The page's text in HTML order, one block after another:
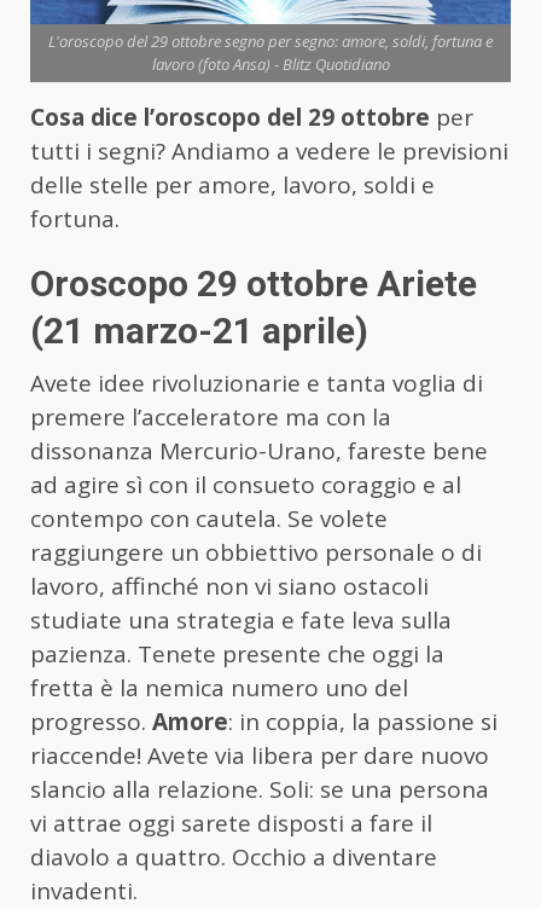
L'oroscopo del 29 ottobre segno per segno: amore, soldi, fortuna e
lavoro (foto Ansa) - Blitz Quotidiano
Cosa dice l’oroscopo del 29 ottobre per
tutti i segni? Andiamo a vedere le previsioni
delle stelle per amore, lavoro, soldi e
fortuna.
Oroscopo 29 ottobre Ariete
(21 marzo-21 aprile)
Avete idee rivoluzionarie e tanta voglia di
premere l’acceleratore ma con la
dissonanza Mercurio-Urano, fareste bene
ad agire sì con il consueto coraggio e al
contempo con cautela. Se volete
raggiungere un obbiettivo personale o di
lavoro, affinché non vi siano ostacoli
studiate una strategia e fate leva sulla
pazienza. Tenete presente che oggi la
fretta è la nemica numero uno del
progresso. Amore: in coppia, la passione si
riaccende! Avete via libera per dare nuovo
slancio alla relazione. Soli: se una persona
vi attrae oggi sarete disposti a fare il
diavolo a quattro. Occhio a diventare
invadenti.